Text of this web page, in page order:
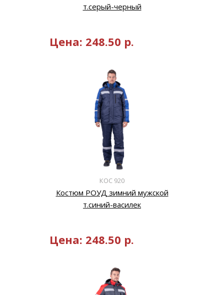
т.серый-черный
Цена: 248.50 р.
КОС 920
Костюм РОУД зимний мужской
т.синий-василек
Цена: 248.50 р.